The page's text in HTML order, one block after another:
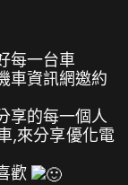
每一台車
車資訊網邀約
享的每一個人
,來分享優化電
歡